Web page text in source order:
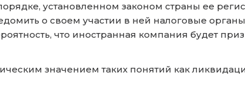
установленном законом страны ее
о своем участии в ней налоговые
что иностранная компания будет
значением таких понятий как